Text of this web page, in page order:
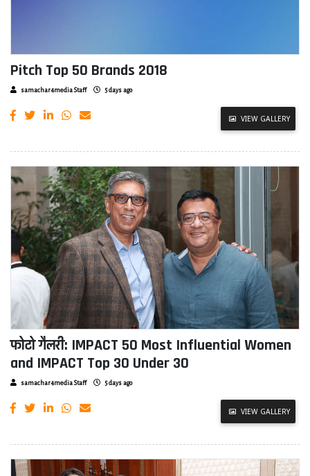
Pitch Top 50 Brands 2018
samachar4media Staff 5 days ago
VIEW GALLERY
फोटो गैलरी: IMPACT 50 Most Influential Women
and IMPACT Top 30 Under 30
samachar4media Staff 5 days ago
VIEW GALLERY